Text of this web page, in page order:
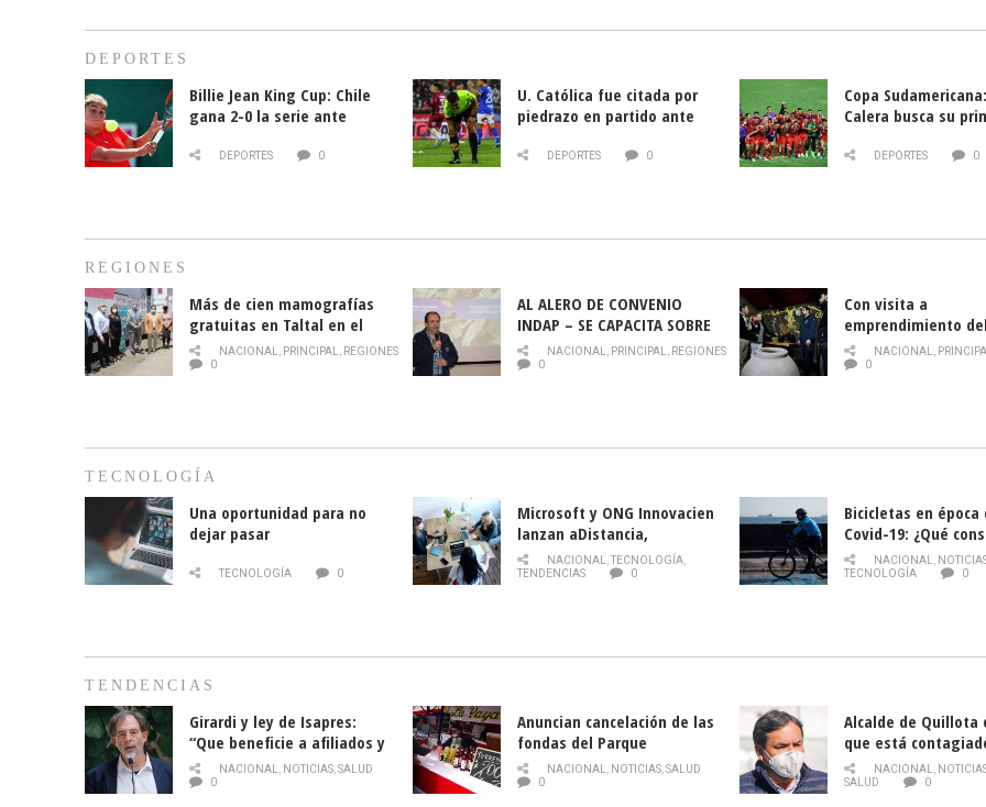
DEPORTES
Billie Jean King Cup: Chile
gana 2-0 la serie ante
DEPORTES 0
U. Católica fue citada por
piedrazo en partido ante
DEPORTES 0
Copa
Calera busca su
DEPORTES 0
REGIONES
Más de cien mamografías
gratuitas en Taltal en el
mes de la prevención del
cáncer de mama
NACIONAL, PRINCIPAL, REGIONES
0
AL ALERO DE CONVENIO
INDAP – SE CAPACITA SOBRE
PLAGA DROSOPHILA SUZUKII
NACIONAL, PRINCIPAL, REGIONES
0
Con visita a
emprendimiento
y llamado al
historia campesina
NACIONAL,
0
TECNOLOGÍA
Una oportunidad para no
dejar pasar
TECNOLOGÍA 0
Microsoft y ONG Innovacien
lanzan aDistancia,
plataforma con cursos
gratuitos online sobre
NACIONAL,TECNOLOGÍA,
TENDENCIAS
0
Bicicletas en época
Covid-19: ¿Qué
momento de
NACIONAL,
TECNOLOGÍA
0
TENDENCIAS
Girardi y ley de Isapres:
“Que beneficie a afiliados y
no legalice el abuso”
NACIONAL, NOTICIAS,SALUD
0
Anuncian cancelación de las
fondas del Parque
O’Higgins debido al
coronavirus
NACIONAL, NOTICIAS,SALUD
0
Alcalde de Quillota
que está
COVID-19
NACIONAL,
SALUD
0